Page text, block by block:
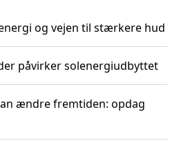
og vejen til stærkere hud
påvirker solenergiudbyttet
ændre fremtiden: opdag